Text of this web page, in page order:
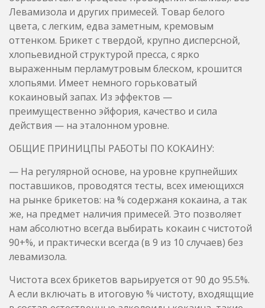
хлопьями. Имеет немного горьковатый
кокаиновый запах. Из эффектов —
преимущественно эйфория, качество и сила
действия — на эталонном уровне.
ОБЩИЕ ПРИНИЦПЫ РАБОТЫ ПО КОКАИНУ:
— На регулярной основе, на уровне крупнейших
поставшиков, проводятся тесты, всех имеющихся
на рынке брикетов: на % содержаня кокаина, а так
нам абсолютно всегда выбирать кокаин с чистотой
90+%, и практически всегда (в 9 из 10 случаев) без
левамизола.
Чистота всех брикетов варьируется от 90 до 95.5%.
А если включать в итоговую % чистоту, входящщие
в состав естественные алколоиды кокаина, такие
как : Экгонин, Экгонидин, Норкокаин, Экгонидин
(которые могли образоваться, как продукт
разложения в ходе проведения анализа), то
совокупная чистота некоторых брикетов может
достигать 98.5%.